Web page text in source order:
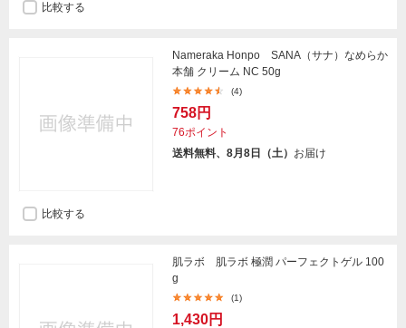
比較する
Nameraka Honpo SANA（サナ）なめらか
本舗 クリーム NC 50g
(4)
758円
76ポイント
送料無料、8月8日（土） お届け
比較する
肌ラボ 肌ラボ 極潤 パーフェクトゲル 100
g
(1)
1,430円